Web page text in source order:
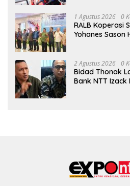
1 Agustus 2026 0
RALB Koperasi
Yohanes Sason
2 Agustus 2026 0
Bidad Thonak
Bank NTT Izack